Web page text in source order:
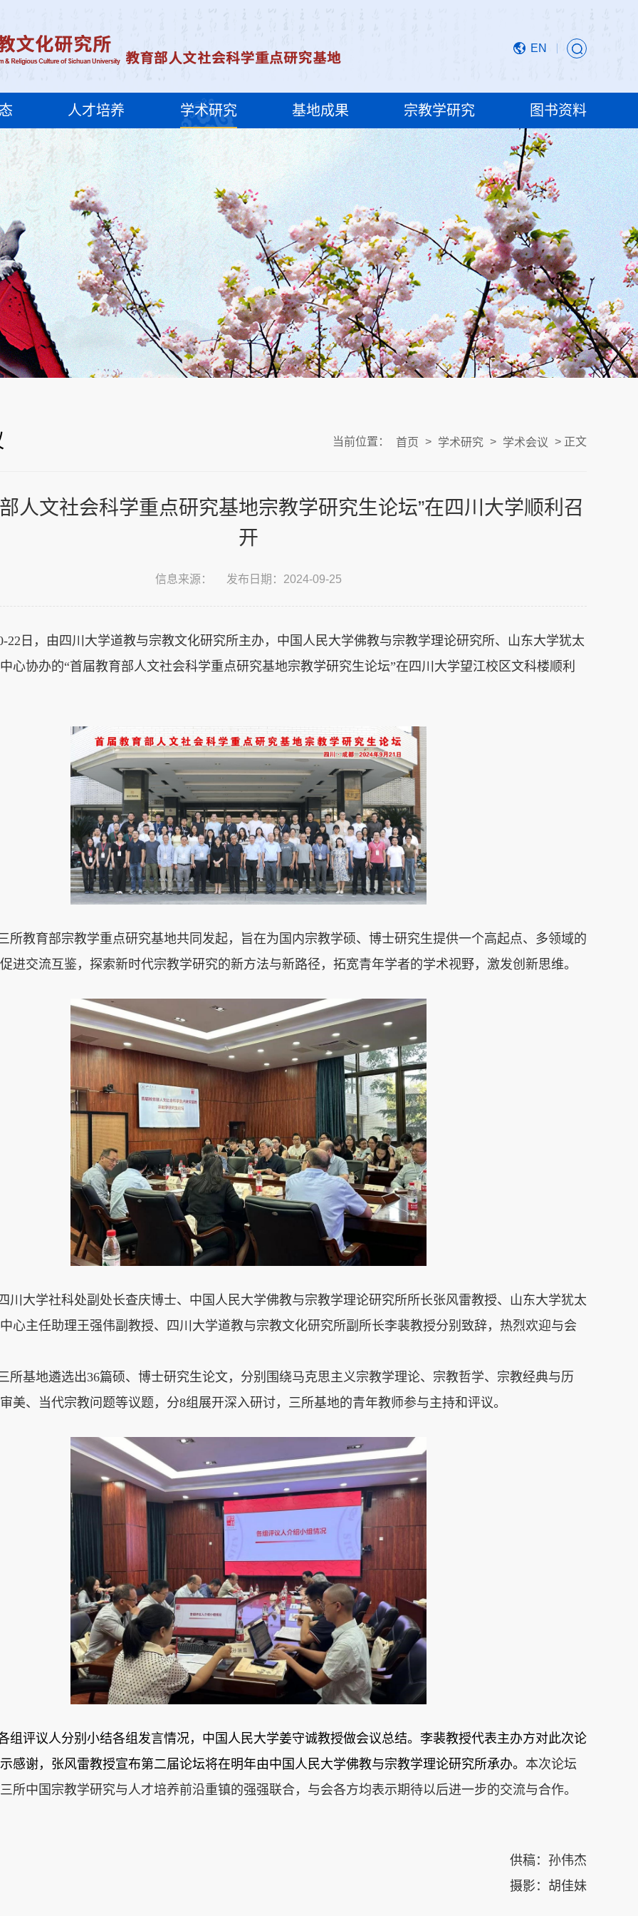
EN
人才培养 学术研究 基地成果 宗教学研究 图书资料
当前位置： 首页 > 学术研究 > 学术会议 > 正文
人文社会科学重点研究基地宗教学研究生论坛”在四川大学顺利召
开
信息来源： 发布日期：2024-09-25
22日，由四川大学道教与宗教文化研究所主办，中国人民大学佛教与宗教学理论研究所、山东大学犹太
心协办的“首届教育部人文社会科学重点研究基地宗教学研究生论坛”在四川大学望江校区文科楼顺利
所教育部宗教学重点研究基地共同发起，旨在为国内宗教学硕、博士研究生提供一个高起点、多领域的
进交流互鉴，探索新时代宗教学研究的新方法与新路径，拓宽青年学者的学术视野，激发创新思维。
川大学社科处副处长查庆博士、中国人民大学佛教与宗教学理论研究所所长张风雷教授、山东大学犹太
心主任助理王强伟副教授、四川大学道教与宗教文化研究所副所长李裴教授分别致辞，热烈欢迎与会
所基地遴选出36篇硕、博士研究生论文，分别围绕马克思主义宗教学理论、宗教哲学、宗教经典与历
美、当代宗教问题等议题，分8组展开深入研讨，三所基地的青年教师参与主持和评议。
组评议人分别小结各组发言情况，中国人民大学姜守诚教授做会议总结。李裴教授代表主办方对此次论
感谢，张风雷教授宣布第二届论坛将在明年由中国人民大学佛教与宗教学理论研究所承办。 本次论坛
所中国宗教学研究与人才培养前沿重镇的强强联合，与会各方均表示期待以后进一步的交流与合作。
供稿：孙伟杰
摄影：胡佳妹